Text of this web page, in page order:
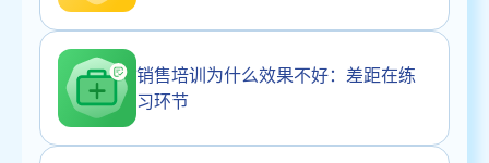
销售培训为什么效果不好：差距在练
习环节